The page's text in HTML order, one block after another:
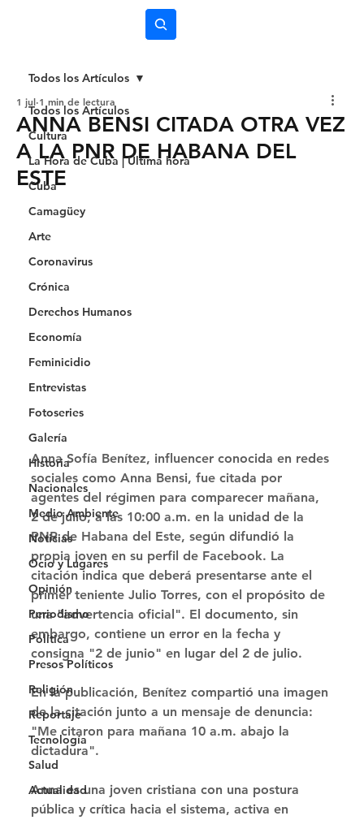
Todos los Artículos
Cultura
La Hora de Cuba | Última hora
Cuba
Camagüey
Arte
Coronavirus
Crónica
Derechos Humanos
Economía
Feminicidio
Entrevistas
Fotoseries
Galería
Historia
Nacionales
Medio Ambiente
Noticias
Ocio y Lugares
Opinión
Periodismo
Política
Presos Políticos
Religión
Reportaje
Tecnología
Salud
Actualidad
Todos los Artículos
ANNA BENSI CITADA OTRA VEZ
A LA PNR DE HABANA DEL
ESTE
1 jul 1 min de lectura
Anna Sofía Benítez, influencer conocida en redes
sociales como Anna Bensi, fue citada por
agentes del régimen para comparecer mañana,
2 de julio, a las 10:00 a.m. en la unidad de la
PNR de Habana del Este, según difundió la
propia joven en su perfil de Facebook. La
citación indica que deberá presentarse ante el
primer teniente Julio Torres, con el propósito de
una "advertencia oficial". El documento, sin
embargo, contiene un error en la fecha y
consigna "2 de junio" en lugar del 2 de julio.
En la publicación, Benítez compartió una imagen
de la citación junto a un mensaje de denuncia:
"Me citaron para mañana 10 a.m. abajo la
dictadura".
Anna es una joven cristiana con una postura
pública y crítica hacia el sistema, activa en